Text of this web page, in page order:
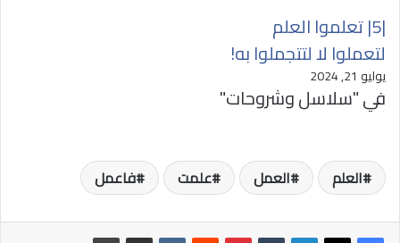
|5| تعلموا العلم
لتعملوا لا لتتجملوا به!
يوليو 21, 2024
في "سلاسل وشروحات"
العلم العمل علمت فاعمل